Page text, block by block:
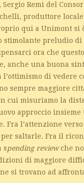
Remi del
produttore
qui a Unimont si
stimolante preludio di
ora che
anche una buona
di vedere
sempre maggiore
cui misuriamo la
approccio
Fra l’attenzione
saltarle. Fra il
spending reviewche
di maggiore
si trovano ad